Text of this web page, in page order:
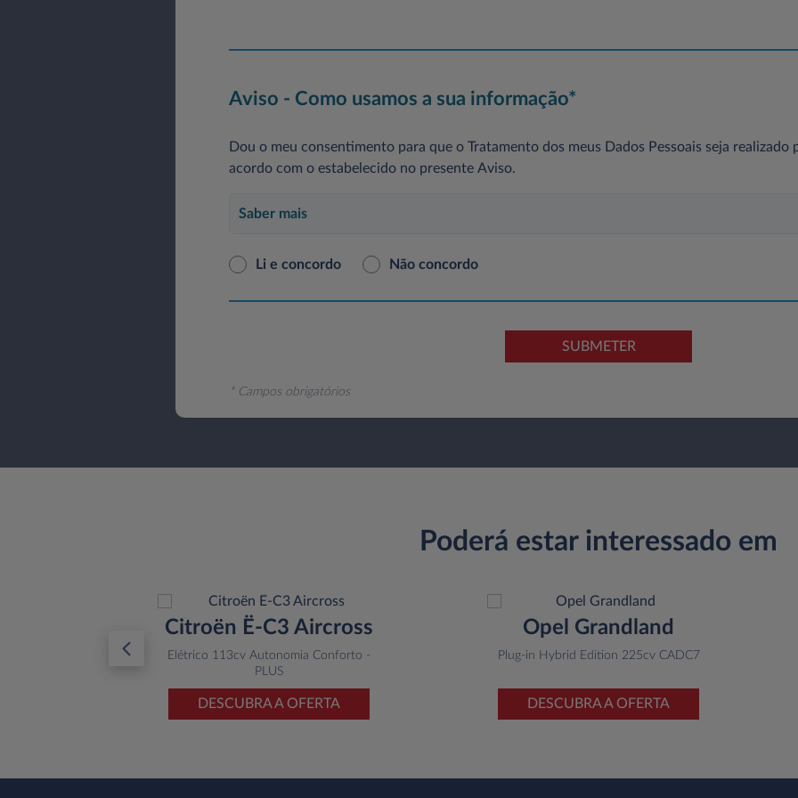
Aviso - Como usamos a sua informação*
Dou o meu consentimento para que o Tratamento dos meus Dados Pessoais seja realizado
acordo com o estabelecido no presente Aviso.
Saber mais
Li e concordo Não concordo
SUBMETER
* Campos obrigatórios
Poderá estar interessado em
Citroën Ë-C3 Aircross
Elétrico 113cv Autonomia Conforto -
PLUS
DESCUBRA A OFERTA
Opel Grandland
Plug-in Hybrid Edition 225cv CADC7
DESCUBRA A OFERTA